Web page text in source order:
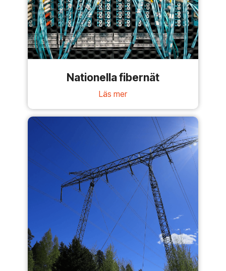
Nationella fibernät
Läs mer